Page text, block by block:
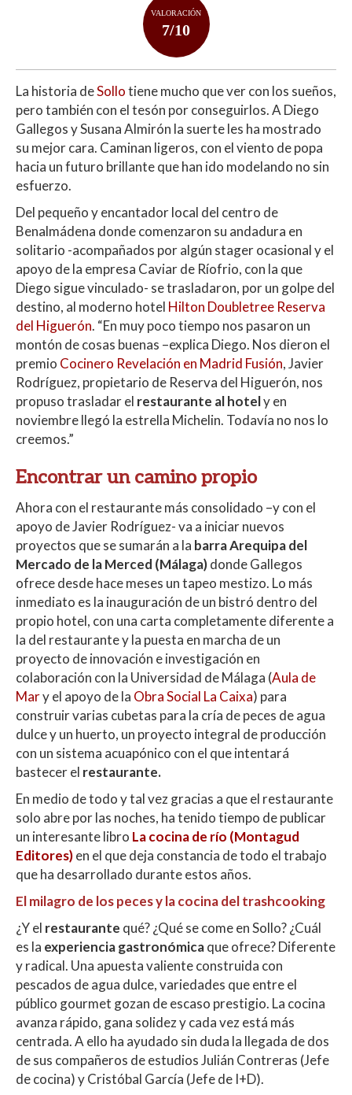
VALORACIÓN
7/10
La historia deSollotiene mucho que ver con los sueños,
pero también con el tesón por conseguirlos. A Diego
Gallegos y Susana Almirón la suerte les ha mostrado
su mejor cara. Caminan ligeros, con el viento de popa
hacia un futuro brillante que han ido modelando no sin
esfuerzo.
Del pequeño y encantador local del centro de
Benalmádena donde comenzaron su andadura en
solitario -acompañados por algún stager ocasional y el
apoyo de la empresa Caviar de Ríofrio, con la que
Diego sigue vinculado- se trasladaron, por un golpe del
destino, al moderno hotel Hilton Doubletree Reserva
del Higuerón. “En muy poco tiempo nos pasaron un
montón de cosas buenas –explica Diego. Nos dieron el
premio Cocinero Revelación en Madrid Fusión, Javier
Rodríguez, propietario de Reserva del Higuerón, nos
propuso trasladar el restaurante al hotely en
noviembre llegó la estrella Michelin. Todavía no nos lo
creemos.”
Encontrar un camino propio
Ahora con el restaurante más consolidado –y con el
apoyo de Javier Rodríguez- va a iniciar nuevos
proyectos que se sumarán a la barra Arequipa del
Mercado de la Merced (Málaga)donde Gallegos
ofrece desde hace meses un tapeo mestizo. Lo más
inmediato es la inauguración de un bistró dentro del
propio hotel, con una carta completamente diferente a
la del restaurante y la puesta en marcha de un
proyecto de innovación e investigación en
colaboración con la Universidad de Málaga (Aula de
Mary el apoyo de la Obra Social La Caixa) para
construir varias cubetas para la cría de peces de agua
dulce y un huerto, un proyecto integral de producción
con un sistema acuapónico con el que intentará
bastecer el restaurante.
En medio de todo y tal vez gracias a que el restaurante
solo abre por las noches, ha tenido tiempo de publicar
un interesante libro La cocina de río (Montagud
Editores)en el que deja constancia de todo el trabajo
que ha desarrollado durante estos años.
El milagro de los peces y la cocina del trashcooking
¿Y el restaurante qué? ¿Qué se come en Sollo? ¿Cuál
es la experiencia gastronómicaque ofrece? Diferente
y radical. Una apuesta valiente construida con
pescados de agua dulce, variedades que entre el
público gourmet gozan de escaso prestigio. La cocina
avanza rápido, gana solidez y cada vez está más
centrada. A ello ha ayudado sin duda la llegada de dos
de sus compañeros de estudios Julián Contreras (Jefe
de cocina) y Cristóbal García (Jefe de I+D).